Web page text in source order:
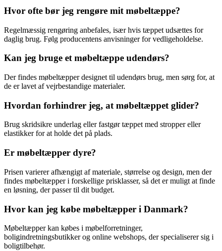
Hvor ofte bør jeg rengøre mit møbeltæppe?
Regelmæssig rengøring anbefales, især hvis tæppet udsættes for
daglig brug. Følg producentens anvisninger for vedligeholdelse.
Kan jeg bruge et møbeltæppe udendørs?
Der findes møbeltæpper designet til udendørs brug, men sørg for, at
de er lavet af vejrbestandige materialer.
Hvordan forhindrer jeg, at møbeltæppet glider?
Brug skridsikre underlag eller fastgør tæppet med stropper eller
elastikker for at holde det på plads.
Er møbeltæpper dyre?
Prisen varierer afhængigt af materiale, størrelse og design, men der
findes møbeltæpper i forskellige prisklasser, så det er muligt at finde
en løsning, der passer til dit budget.
Hvor kan jeg købe møbeltæpper i Danmark?
Møbeltæpper kan købes i møbelforretninger,
boligindretningsbutikker og online webshops, der specialiserer sig i
boligtilbehør.